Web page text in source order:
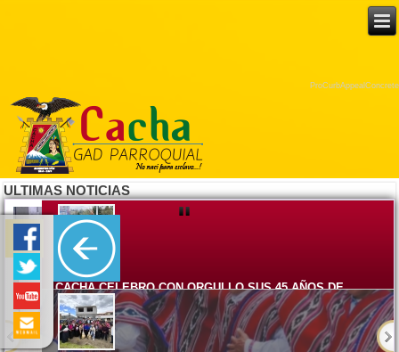
ProCurbAppealConcrete
ULTIMAS NOTICIAS
ENTREGA DE MATERIALES
El Gobierno Autónomo Descentralizado Parroquial Rural de
CACHA CELEBRO CON ORGULLO SUS 45 AÑOS DE
PARROQUIALIZACION
Lunes, 08 Junio 2026 15:17